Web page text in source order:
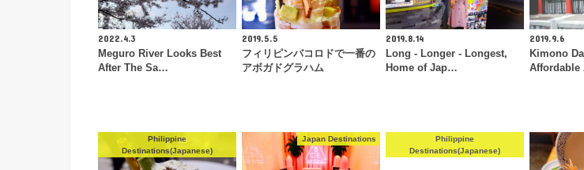
2022.4.3
Meguro River Looks Best
After The Sa…
2019.5.5
フィリピンバコロドで一番の
アボガドグラハム
2019.8.14
Long - Longer - Longest,
Home of Jap…
2019.9.6
Kimono
Philippine
Destinations(Japanese)
Japan Destinations
Philippine
Destinations(Japanese)